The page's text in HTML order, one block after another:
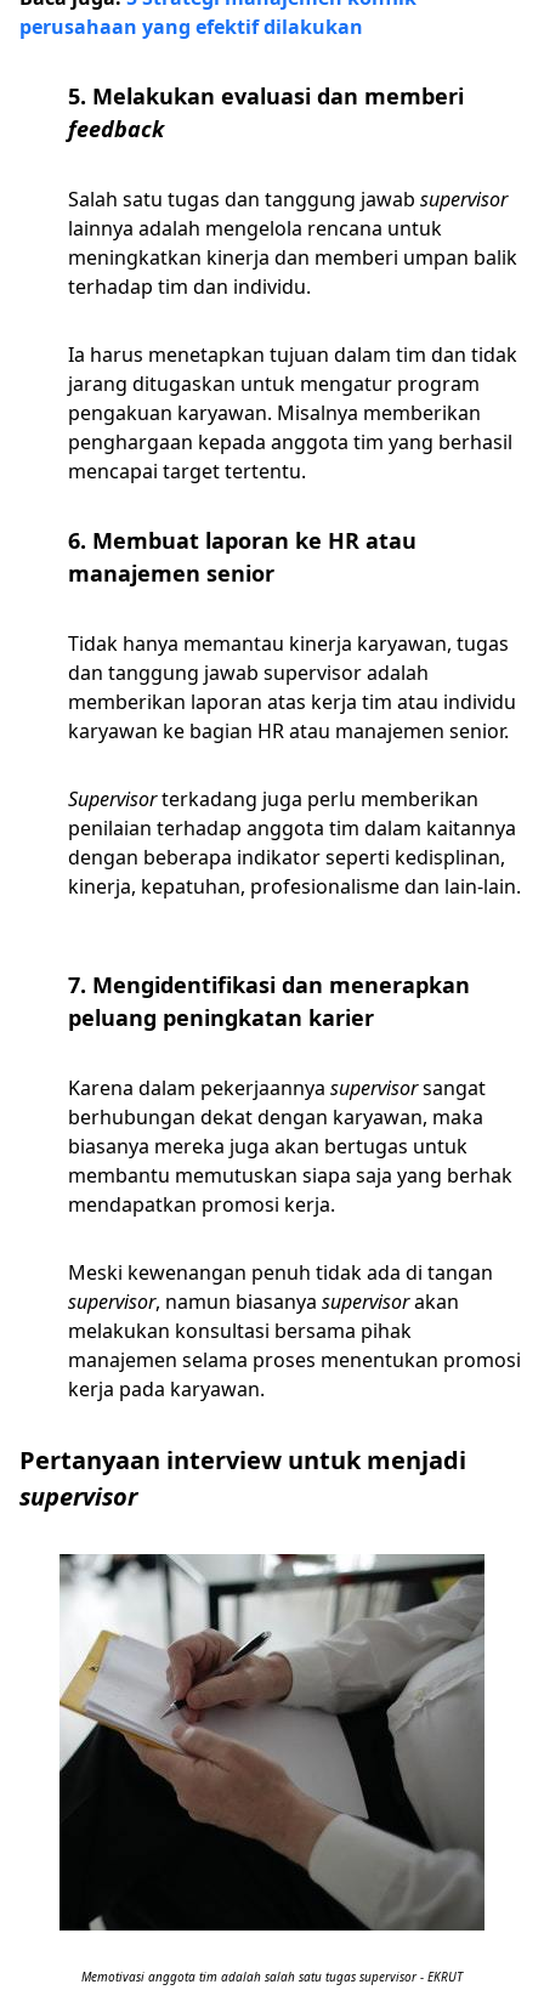
perusahaan yang efektif dilakukan
5. Melakukan evaluasi dan memberi
feedback
Salah satu tugas dan tanggung jawab supervisor
lainnya adalah mengelola rencana untuk
meningkatkan kinerja dan memberi umpan balik
terhadap tim dan individu.
Ia harus menetapkan tujuan dalam tim dan tidak
jarang ditugaskan untuk mengatur program
pengakuan karyawan. Misalnya memberikan
penghargaan kepada anggota tim yang berhasil
mencapai target tertentu.
6. Membuat laporan ke HR atau
manajemen senior
Tidak hanya memantau kinerja karyawan, tugas
dan tanggung jawab supervisor adalah
memberikan laporan atas kerja tim atau individu
karyawan ke bagian HR atau manajemen senior.
Supervisorterkadang juga perlu memberikan
penilaian terhadap anggota tim dalam kaitannya
dengan beberapa indikator seperti kedisplinan,
kinerja, kepatuhan, profesionalisme dan lain-lain.
7. Mengidentifikasi dan menerapkan
peluang peningkatan karier
Karena dalam pekerjaannya supervisorsangat
berhubungan dekat dengan karyawan, maka
biasanya mereka juga akan bertugas untuk
membantu memutuskan siapa saja yang berhak
mendapatkan promosi kerja.
Meski kewenangan penuh tidak ada di tangan
supervisor, namun biasanya supervisorakan
melakukan konsultasi bersama pihak
manajemen selama proses menentukan promosi
kerja pada karyawan.
Pertanyaan interview untuk menjadi
supervisor
Memotivasi anggota tim adalah salah satu tugas supervisor - EKRUT